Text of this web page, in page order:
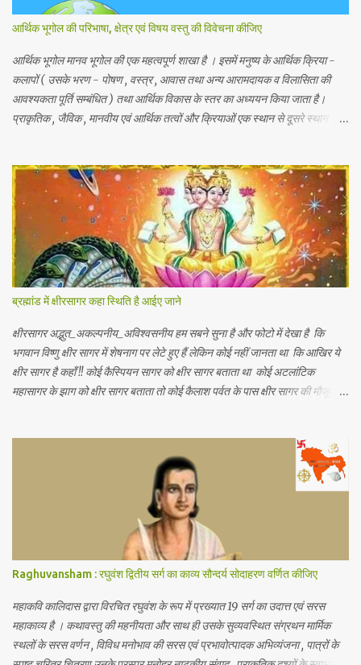
आर्थिक भूगोल की परिभाषा, क्षेत्र एवं विषय वस्तु की विवेचना कीजिए
आर्थिक भूगोल मानव भूगोल की एक महत्वपूर्ण शाखा है । इसमें मनुष्य के आर्थिक क्रिया -
कलापों ( उसके भरण - पोषण , वस्त्र , आवास तथा अन्य आरामदायक व विलासिता की
आवश्यकता पूर्ति सम्बंधित ) तथा आर्थिक विकास के स्तर का अध्ययन किया जाता है।
प्राकृतिक , जैविक , मानवीय एवं आर्थिक तत्वों और क्रियाओं एक स्थान से दूसरे स्थान पर
विद्वानों ने निम्नलिखित प्रमुख परिभाषाएं दी है। 1.प्रो . ब्राउन के शब्दों में - आर्थिक भूगोल
की वह शाखा है जिसमें प्राकृतिक वातावरण ( जड़ और चेतन ) के मनुष्य की आर्थिक
क्रियाओं पर पड़ने वाले प्रभावों का अध्ययन होता है। 2. रूरबैक के शब्दों में - "आर्थिक
भूगोल एक क्षेत्र के आर्थिक जीवन क वर्णन है, जिसके अन्तर्गत भौगोलिक वातावरण के
नियंत्रण या प्रभाव को आर्थिक जन जीवन पर देखा जा सकें। " 3. आर. ई मरफी के
अनुसार -" आर्थिक भूगोल मनुष्य के जीवकोपार्जन की विधियों में से एक स्था...
ब्रह्मांड में क्षीरसागर कहा स्थिति है आईए जाने
क्षीरसागर अद्भुत_अकल्पनीय_अविश्वसनीय हम सबने सुना है और फोटो में देखा है कि
भगवान विष्णु क्षीर सागर में शेषनाग पर लेटे हुए हैं लेकिन कोई नहीं जानता था कि आखिर ये
क्षीर सागर है कहाँ !! कोई कैस्पियन सागर को क्षीर सागर बताता था कोई अटलांटिक
महासागर के झाग को क्षीर सागर बताता तो कोई कैलाश पर्वत के पास क्षीर सागर की मौजूदगी
बड़ा है जिसमें पृथ्वी पर मौजूद कुल पानी से 140 ट्रिलियन गुणा अधिक पानी है (1
ट्रिलियन = 1 लाख करोड़) अंतरिक्ष में पानी का ये असीमित महासागर हमारी पृथ्वी से
लगभग 12 अरब प्रकाश वर्ष दूर है (1 प्रकाश वर्ष = 1 साल में प्रकाश जितनी दूरी तय कर
पाती है) जहाँ यह सैकड़ों प्रकाश वर्ष के क्षेत्र में फैला हुआ है जिसकी खोज खगोलविदों की
दो टीमों ने की है इस महासागर को क्वासर के गैसीय क्षेत्र में खोजा गया है जो एक ब्लैक होल
द्वारा संचालित आकाशगंगा के केंद्र में एक...
Raghuvansham : रघुवंश द्वितीय सर्ग का काव्य सौन्दर्य सोदाहरण वर्णित कीजिए
महाकवि कालिदास द्वारा विरचित रघुवंश के रूप में प्रख्यात 19 सर्ग का उदात्त एवं सरस
महाकाव्य है । कथावस्तु की महनीयता और साथ ही उसके सुव्यवस्थित संग्रथन मार्मिक
स्थलों के सरस वर्णन , विविध मनोभाव की सरस एवं प्रभावोत्पादक अभिव्यंजना , पात्रों के